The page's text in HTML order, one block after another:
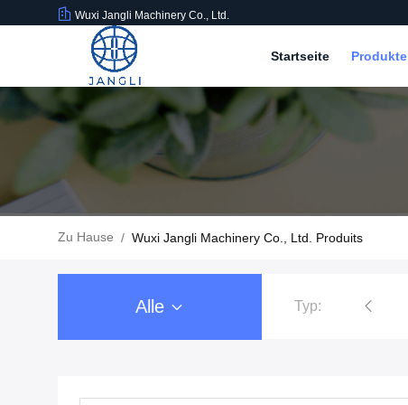
Wuxi Jangli Machinery Co., Ltd.
Startseite Produkte
Zu Hause / Wuxi Jangli Machinery Co., Ltd. Produits
Alle Typ:
Softgel-Verkapselungs-Maschine Softgel-Kapselfüllmaschine